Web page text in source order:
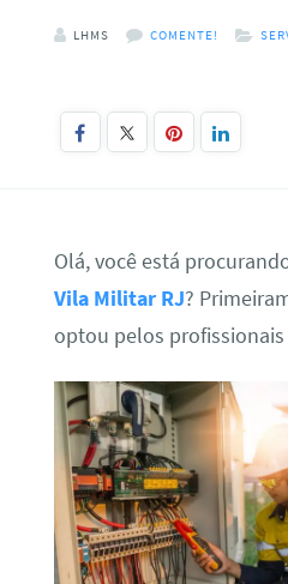
LHMS COMENTE!
Olá, você está
Vila Militar RJ?
optou pelos